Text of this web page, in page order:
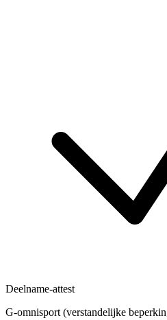
Deelname-attest
G-omnisport (verstandelijke